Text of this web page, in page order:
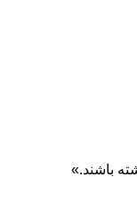
باشند.»